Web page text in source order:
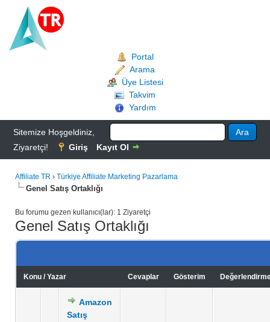
Portal
Arama
Üye Listesi
Takvim
Yardım
Sitemize Hoşgeldiniz,
Ziyaretçi!
Giriş Kayıt Ol
Affiliate TR › Türkiye Affiliate Marketing Pazarlama
Genel Satış Ortaklığı
Bu forumu gezen kullanıcı(lar): 1 Ziyaretçi
Genel Satış Ortaklığı
Konu /Yazar Cevaplar Gösterim
Amazon
Satış